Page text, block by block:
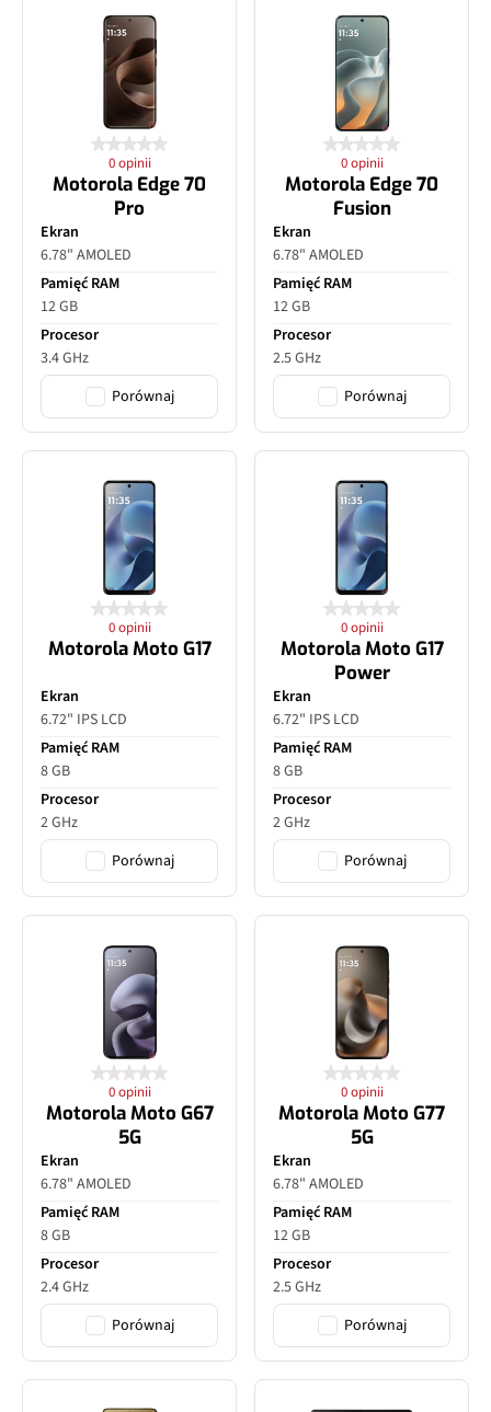
0 opinii
Motorola Edge 70
Pro
Ekran
6.78" AMOLED
Pamięć RAM
12 GB
Procesor
3.4 GHz
Porównaj
0 opinii
Motorola Edge 70
Fusion
Ekran
6.78" AMOLED
Pamięć RAM
12 GB
Procesor
2.5 GHz
Porównaj
0 opinii
Motorola Moto G17
Ekran
6.72" IPS LCD
Pamięć RAM
8 GB
Procesor
2 GHz
Porównaj
0 opinii
Motorola Moto G17
Power
Ekran
6.72" IPS LCD
Pamięć RAM
8 GB
Procesor
2 GHz
Porównaj
0 opinii
Motorola Moto G67
5G
Ekran
6.78" AMOLED
Pamięć RAM
8 GB
Procesor
2.4 GHz
Porównaj
0 opinii
Motorola Moto G77
5G
Ekran
6.78" AMOLED
Pamięć RAM
12 GB
Procesor
2.5 GHz
Porównaj